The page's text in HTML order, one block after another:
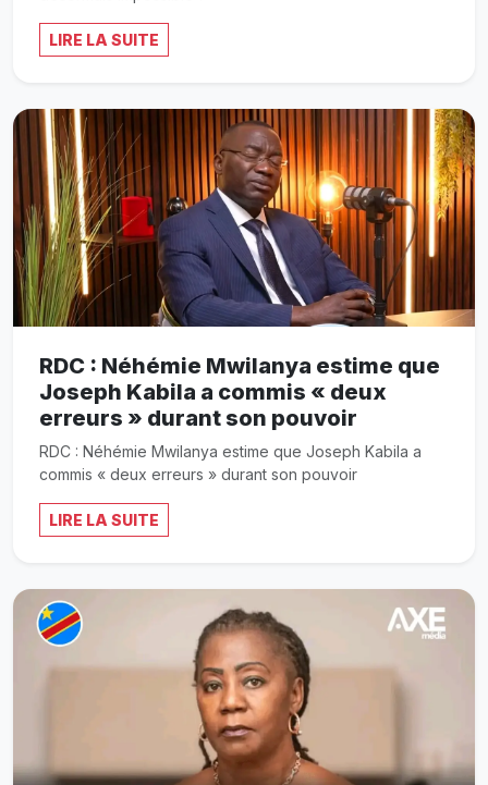
LIRE LA SUITE
RDC : Néhémie Mwilanya estime que
Joseph Kabila a commis « deux
erreurs » durant son pouvoir
RDC : Néhémie Mwilanya estime que Joseph Kabila a
commis « deux erreurs » durant son pouvoir
LIRE LA SUITE